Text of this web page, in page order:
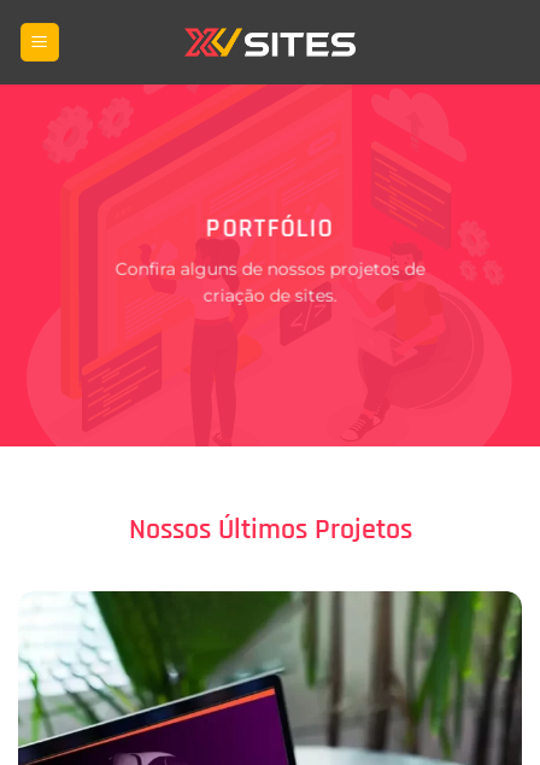
PORTFÓLIO
Confira alguns de nossos projetos de
criação de sites.
Nossos Últimos Projetos